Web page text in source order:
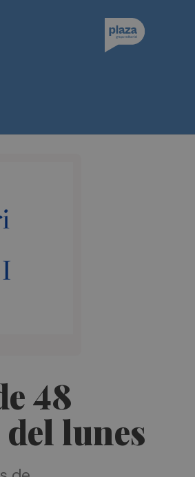
48
lunes